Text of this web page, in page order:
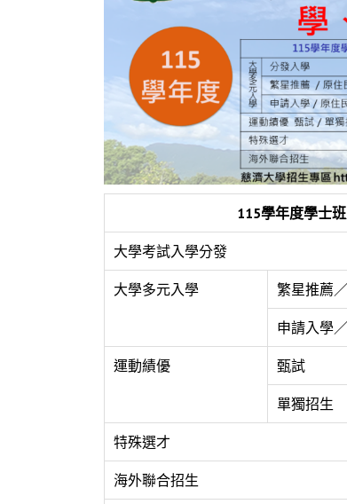
115學年度學士
大學考試入學分發
大學多元入學 繁星推薦
申請入學
運動績優 甄試
單獨招生
特殊選才
海外聯合招生